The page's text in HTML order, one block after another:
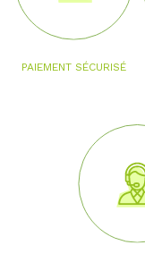
PAIEMENT SÉCURISÉ